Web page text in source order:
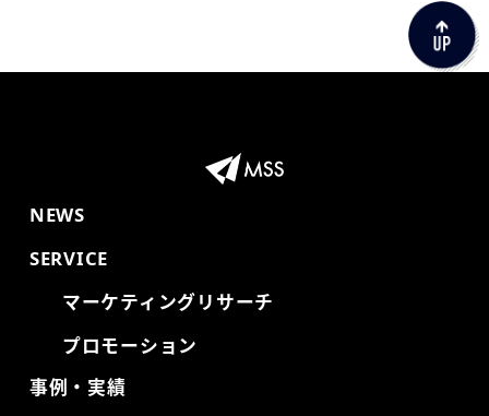
NEWS
SERVICE
マーケティングリサーチ
プロモーション
事例・実績